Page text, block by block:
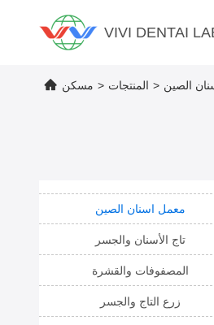
VIVI DENTAI
مسكن > المنتجات > الصين
معمل اسنان الصين
تاج الأسنان والجسر
المصفوفات والقشرة
زرع التاج والجسر